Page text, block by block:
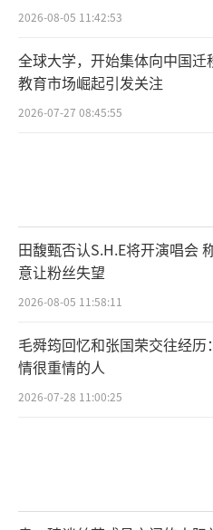
2026-08-05 11:42:53
全球大学，开始集体向中国迁
教育市场崛起引发关注
2026-07-27 08:45:55
田馥甄否认S.H.E将开演唱会
意让粉丝失望
2026-08-05 11:58:11
毛舜筠回忆和张国荣交往经历
情很重情的人
2026-07-28 11:00:25